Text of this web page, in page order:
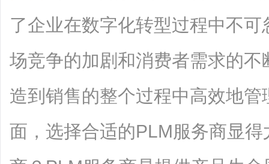
了企业在数字化转型过程中不
场竞争的加剧和消费者需求的
造到销售的整个过程中高效地
面，选择合适的PLM服务商显